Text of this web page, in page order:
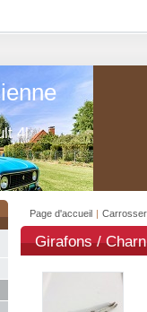
4l
Page d'accueil |
Girafons /